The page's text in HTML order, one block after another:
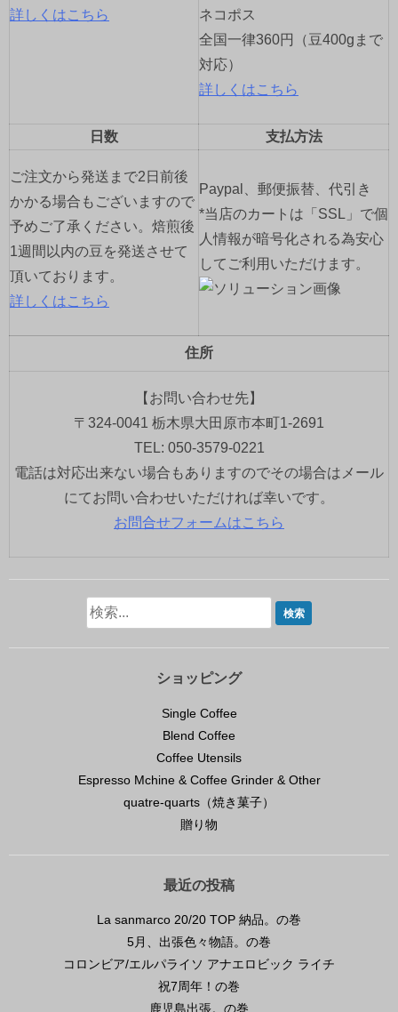
詳しくはこちら
ネコポス
全国一律360円（豆400gまで
対応）
詳しくはこちら
日数 支払方法
ご注文から発送まで2日前後
かかる場合もございますので
予めご了承ください。焙煎後
1週間以内の豆を発送させて
頂いております。
詳しくはこちら
Paypal、郵便振替、代引き
*当店のカートは「SSL」で個
人情報が暗号化される為安心
してご利用いただけます。
住所
【お問い合わせ先】
〒324-0041 栃木県大田原市本町1-2691
TEL: 050-3579-0221
電話は対応出来ない場合もありますのでその場合はメール
にてお問い合わせいただければ幸いです。
お問合せフォームはこちら
ショッピング
Single Coffee
Blend Coffee
Coffee Utensils
Espresso Mchine & Coffee Grinder & Other
quatre-quarts（焼き菓子）
贈り物
最近の投稿
La sanmarco 20/20 TOP 納品。の巻
5月、出張色々物語。の巻
コロンビア/エルパライソ アナエロビック ライチ
祝7周年！の巻
鹿児島出張。の巻